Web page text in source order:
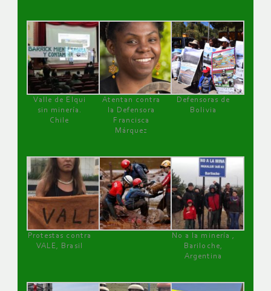
Valle de Elqui
sin minería.
Chile
Atentan contra
la Defensora
Francisca
Márquez
Defensoras de
Bolivia
Protestas contra
VALE, Brasil
No a la minería ,
Bariloche,
Argentina